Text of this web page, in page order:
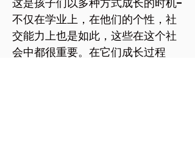
不仅在学业上，在他们的个性，社
交能力上也是如此，这些在这个社
会中都很重要。在它们成长过程